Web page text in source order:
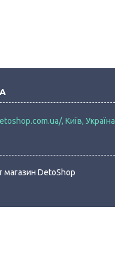
, Київ, Україна
магазин DetoShop